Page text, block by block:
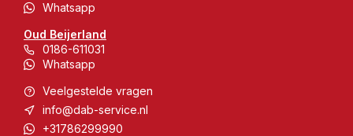
Whatsapp
Oud Beijerland
0186-611031
Whatsapp
Veelgestelde vragen
info@dab-service.nl
+31786299990